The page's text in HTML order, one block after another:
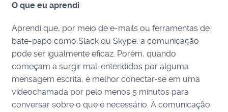
O que eu aprendi
Aprendi que, por meio de e-mails ou ferramentas de
bate-papo como Slack ou Skype, a comunicação
pode ser igualmente eficaz. Porém, quando
começam a surgir mal-entendidos por alguma
mensagem escrita, é melhor conectar-se em uma
videochamada por pelo menos 5 minutos para
conversar sobre o que é necessário. A comunicação